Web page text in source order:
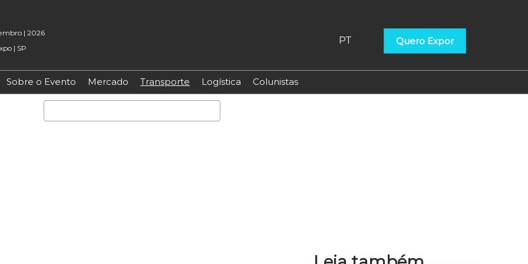
| 2026
| SP
PT
EN
ES
Quero Expor
Sobre o Evento Mercado Transporte Logística Colunistas